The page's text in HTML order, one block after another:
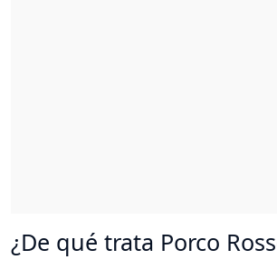
¿De qué trata Porco